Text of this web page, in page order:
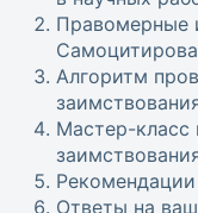
Правомерные
Алгоритм
Мастер-класс
Ответы на